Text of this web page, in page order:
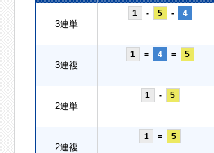
3連単
1 - 5 - 4
3連複
1 = 4 = 5
2連単
1 - 5
2連複
1 = 5